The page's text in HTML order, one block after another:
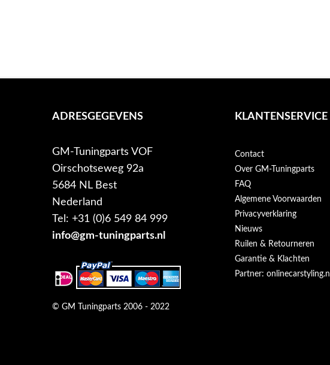
ADRESGEGEVENS
GM-Tuningparts VOF
Oirschotseweg 92a
5684 NL Best
Nederland
Tel: +31 (0)6 549 84 999
info@gm-tuningparts.nl
KLANTENSERVICE
Contact
Over GM-Tuningparts
FAQ
Algemene Voorwaarden
Privacyverklaring
Nieuws
Ruilen & Retourneren
Garantie & Klachten
Partner: onlinecarstyling.nl
© GM Tuningparts 2006 - 2022